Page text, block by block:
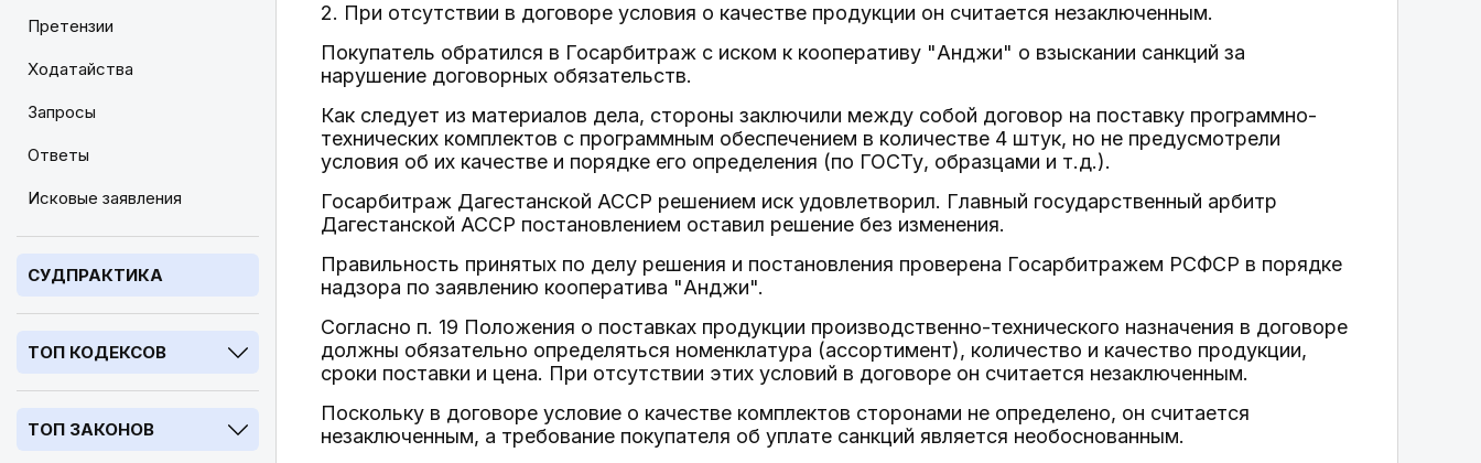
Претензии
Ходатайства
Запросы
Ответы
Исковые заявления
СУДПРАКТИКА
ТОП КОДЕКСОВ
ТОП ЗАКОНОВ
2. При отсутствии в договоре условия о качестве продукции он считается незаключенным.
Покупатель обратился в Госарбитраж с иском к кооперативу "Анджи" о взыскании санкций за
нарушение договорных обязательств.
Как следует из материалов дела, стороны заключили между собой договор на поставку программно-
технических комплектов с программным обеспечением в количестве 4 штук, но не предусмотрели
условия об их качестве и порядке его определения (по ГОСТу, образцами и т.д.).
Госарбитраж Дагестанской АССР решением иск удовлетворил. Главный государственный арбитр
Дагестанской АССР постановлением оставил решение без изменения.
Правильность принятых по делу решения и постановления проверена Госарбитражем РСФСР в порядке
надзора по заявлению кооператива "Анджи".
Согласно п. 19 Положения о поставках продукции производственно-технического назначения в договоре
должны обязательно определяться номенклатура (ассортимент), количество и качество продукции,
сроки поставки и цена. При отсутствии этих условий в договоре он считается незаключенным.
Поскольку в договоре условие о качестве комплектов сторонами не определено, он считается
незаключенным, а требование покупателя об уплате санкций является необоснованным.